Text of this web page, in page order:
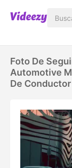
Foto De
Automotive
De